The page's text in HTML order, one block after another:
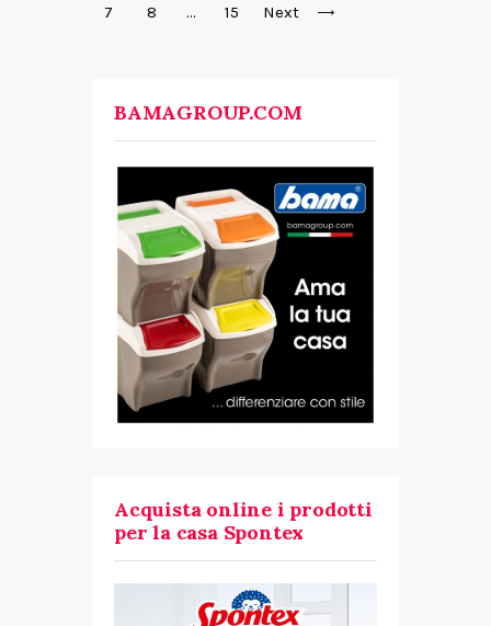
7
8 … 15 Next
BAMAGROUP.COM
Acquista online i prodotti
per la casa Spontex